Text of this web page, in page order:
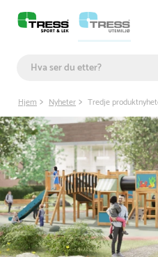
Hjem Nyheter Tredje